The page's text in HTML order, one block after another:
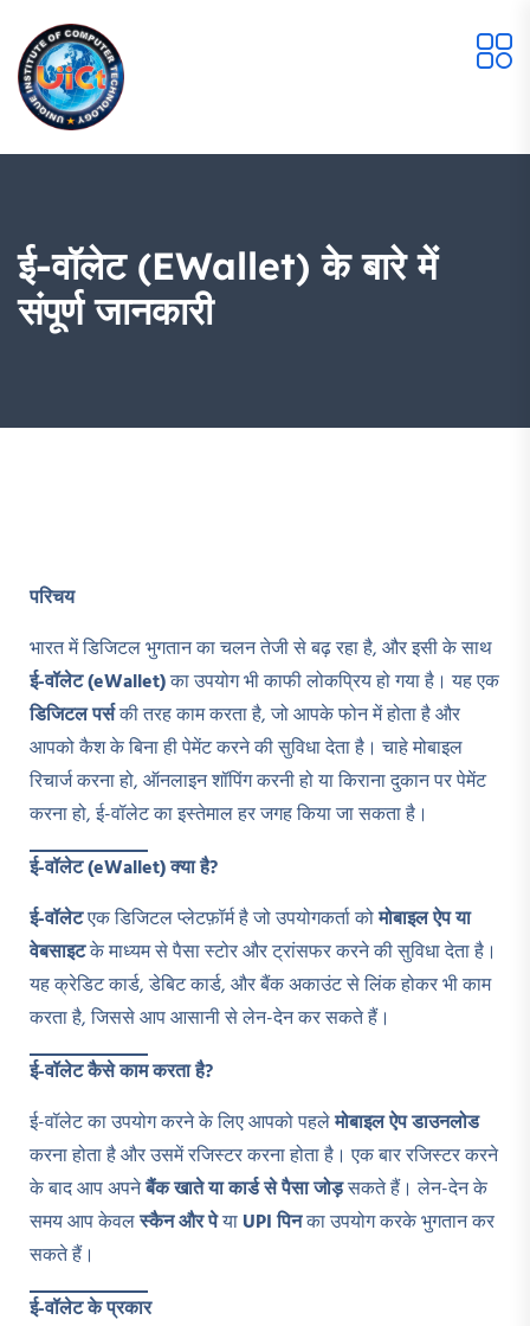
ई-वॉलेट (eWallet) के बारे में
संपूर्ण जानकारी
परिचय
भारत में डिजिटल भुगतान का चलन तेजी से बढ़ रहा है, और इसी के साथ
ई-वॉलेट (eWallet)का उपयोग भी काफी लोकप्रिय हो गया है। यह एक
डिजिटल पर्सकी तरह काम करता है, जो आपके फोन में होता है और
आपको कैश के बिना ही पेमेंट करने की सुविधा देता है। चाहे मोबाइल
रिचार्ज करना हो, ऑनलाइन शॉपिंग करनी हो या किराना दुकान पर पेमेंट
करना हो, ई-वॉलेट का इस्तेमाल हर जगह किया जा सकता है।
ई-वॉलेट (eWallet)क्या है?
ई-वॉलेटएक डिजिटल प्लेटफ़ॉर्म है जो उपयोगकर्ता कोमोबाइल ऐप या
वेबसाइटके माध्यम से पैसा स्टोर और ट्रांसफर करने की सुविधा देता है।
यह क्रेडिट कार्ड, डेबिट कार्ड, और बैंक अकाउंट से लिंक होकर भी काम
करता है, जिससे आप आसानी से लेन-देन कर सकते हैं।
ई-वॉलेट कैसे काम करता है?
ई-वॉलेट का उपयोग करने के लिए आपको पहलेमोबाइल ऐप डाउनलोड
करना होता है और उसमें रजिस्टर करना होता है। एक बार रजिस्टर करने
के बाद आप अपनेबैंक खाते या कार्ड से पैसा जोड़सकते हैं। लेन-देन के
समय आप केवलस्कैन और पेयाUPIपिनका उपयोग करके भुगतान कर
सकते हैं।
ई-वॉलेट के प्रकार